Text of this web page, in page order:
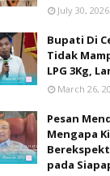
July 30, 2026
Bupati Di
Tidak
LPG 3Kg,
March 26,
Pesan
Mengapa
pada